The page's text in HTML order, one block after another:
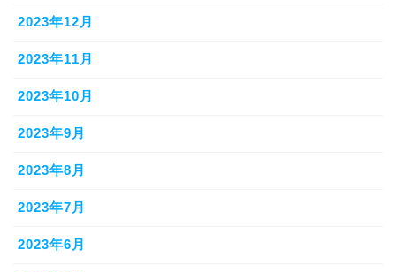
2023年12月
2023年11月
2023年10月
2023年9月
2023年8月
2023年7月
2023年6月